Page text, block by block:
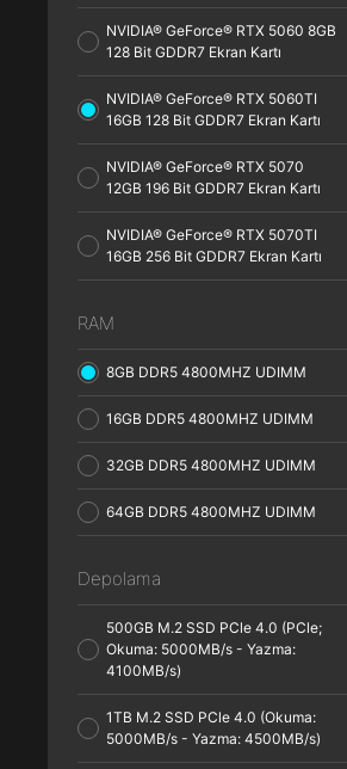
NVIDIA® GeForce® RTX 5060 8GB
128 Bit GDDR7 Ekran Kartı
NVIDIA® GeForce® RTX 5060TI
16GB 128 Bit GDDR7 Ekran Kartı
NVIDIA® GeForce® RTX 5070
12GB 196 Bit GDDR7 Ekran Kartı
NVIDIA® GeForce® RTX 5070TI
16GB 256 Bit GDDR7 Ekran Kartı
RAM
8GB DDR5 4800MHZ UDIMM
16GB DDR5 4800MHZ UDIMM
32GB DDR5 4800MHZ UDIMM
64GB DDR5 4800MHZ UDIMM
Depolama
500GB M.2 SSD PCle 4.0 (PCle;
Okuma: 5000MB/s - Yazma:
4100MB/s)
1TB M.2 SSD PCle 4.0 (Okuma:
5000MB/s - Yazma: 4500MB/s)